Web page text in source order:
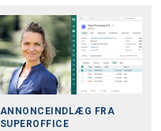
ANNONCEINDLÆG FRA
SUPEROFFICE